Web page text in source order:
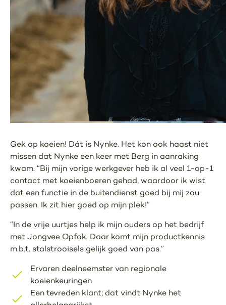
Gek op koeien! Dát is Nynke. Het kon ook haast niet
missen dat Nynke een keer met Berg in aanraking
kwam. “Bij mijn vorige werkgever heb ik al veel 1-op-1
contact met koeienboeren gehad, waardoor ik wist
dat een functie in de buitendienst goed bij mij zou
passen. Ik zit hier goed op mijn plek!”
“In de vrije uurtjes help ik mijn ouders op het bedrijf
met Jongvee Opfok. Daar komt mijn productkennis
m.b.t. stalstrooisels gelijk goed van pas.”
Ervaren deelneemster van regionale
koeienkeuringen
Een tevreden klant; dat vindt Nynke het